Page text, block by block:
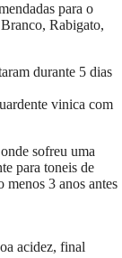
para o
Rabigato,
durante 5 dias
vinica com
sofreu uma
para toneis de
menos 3 anos antes
acidez, final